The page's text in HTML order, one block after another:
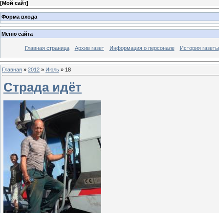
[Мой сайт]
Форма входа
Меню сайта
Главная страница Архив газет Информация о персонале История газеты
Главная » 2012 » Июль » 18
Страда идёт